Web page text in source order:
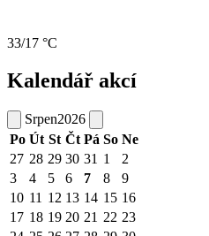
33/17 °C
Kalendář akcí
Srpen2026
Po Út St Čt Pá So Ne
27 28 29 30 31 1
2
3
4 5 6 7 8
9
10 11 12 13 14 15 16
17 18 19 20 21 22 23